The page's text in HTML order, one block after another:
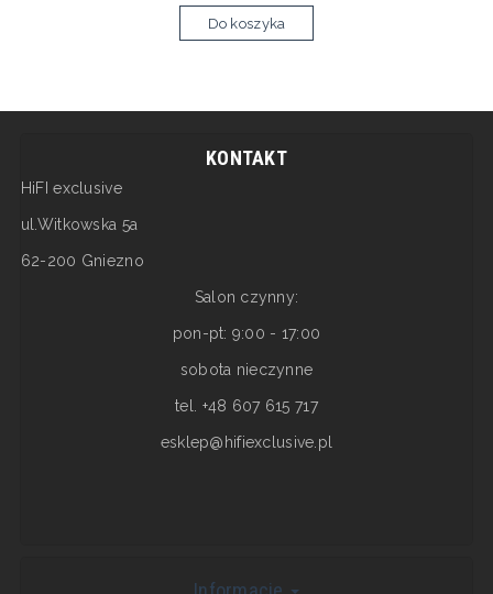
Do koszyka
KONTAKT
HiFI exclusive
ul.Witkowska 5a
62-200 Gniezno
Salon czynny:
pon-pt: 9:00 - 17:00
sobota nieczynne
tel. +48 607 615 717
esklep@hifiexclusive.pl